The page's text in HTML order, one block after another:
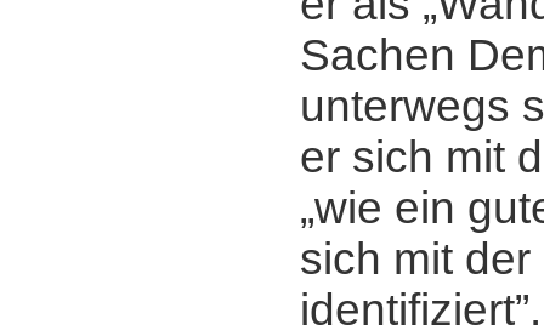
Sachen
unterwegs
er sich mit
„wie ein
sich mit
identifiziert”.